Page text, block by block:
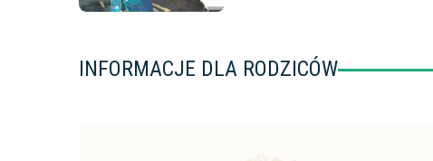
INFORMACJE DLA RODZICÓW